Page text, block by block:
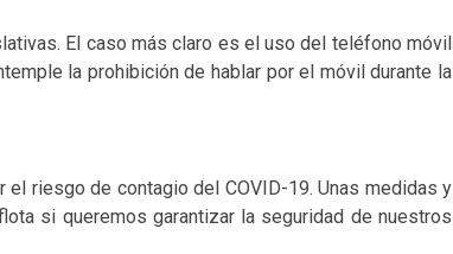
El caso más claro es el uso del teléfono móvil
la prohibición de hablar por el móvil durante la
riesgo de contagio del COVID-19. Unas medidas y
si queremos garantizar la seguridad de nuestros